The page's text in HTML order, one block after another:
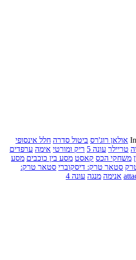
אולאן רוג'רס ביטול סדרה חלל אינסופי
טריילר עונה 5 ריק ומורטי אימה ערפדים
משחקי הכס קאסט מסע בין כוכבים מסע
סטאר טרק: דיסקוברי סטאר טרק:
אנימה מנגה עונה 4